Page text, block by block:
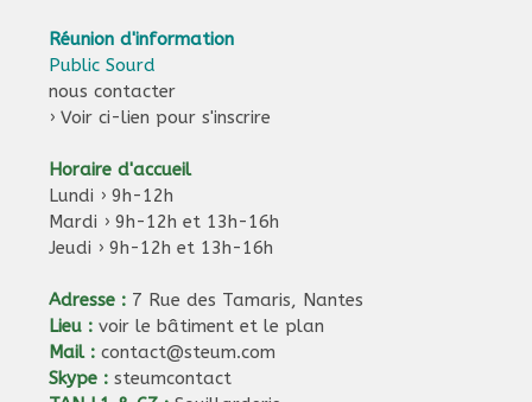
Réunion d'information
Public Sourd
nous contacter
›Voir ci-lien pour s'inscrire
Horaire d'accueil
Lundi › 9h-12h
Mardi › 9h-12h et 13h-16h
Jeudi › 9h-12h et 13h-16h
Adresse : 7 Rue des Tamaris, Nantes
Lieu : voir le bâtiment et le plan
Mail : contact@steum.com
Skype : steumcontact